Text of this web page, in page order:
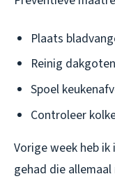
Plaats
Reinig
Spoel
Controleer
Vorige week heb
gehad die